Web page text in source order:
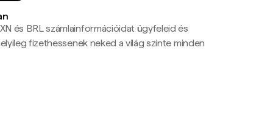
és BRL számlainformációidat ügyfeleid és
fizethessenek neked a világ szinte minden